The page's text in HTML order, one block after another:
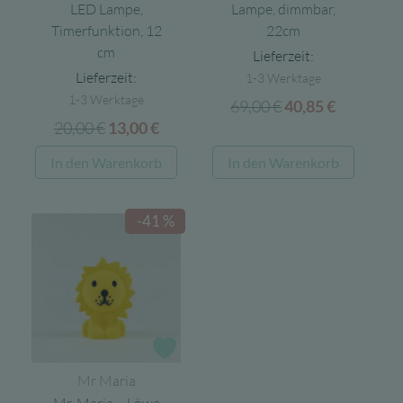
LED Lampe,
Timerfunktion, 12
cm
Lieferzeit:
1-3 Werktage
20,00€ Ursprünglicher
Preis
war:
13,00€Aktueller
Preis
ist:
In den Warenkorb
Lampe, dimmbar,
22cm
Lieferzeit:
1-3 Werktage
69,00€Ursprünglicher
war:
69,00 €
40,85€
ist:
40,85 €.
In den Warenkorb
-41 %
Mr Maria